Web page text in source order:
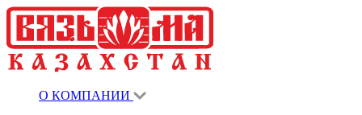
О КОМПАНИИ